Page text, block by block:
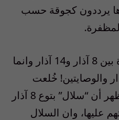
يرددون كجوقة حسب
فالمواجهة لم تعد مداورة بين 8 آذار و14 آذار وانما
مباشرة بين 14 آذار والوصايتين! خُلعت
الاقنعة وبانت النواجذ. وظهر أن “سلال” بتوع 8 آذار
عليها، وان السلال